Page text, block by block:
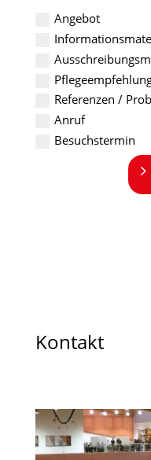
Angebot
Referenzen /
Anruf
Besuchstermin
Kontakt